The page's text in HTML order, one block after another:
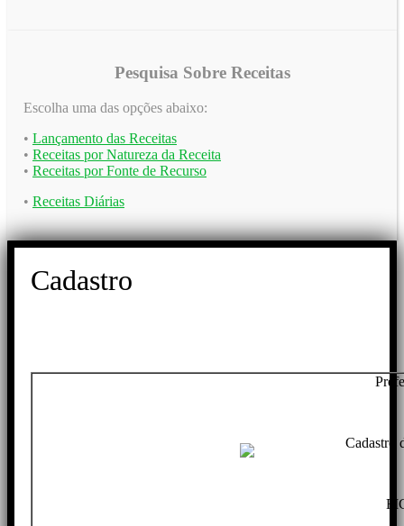
Pesquisa Sobre Receitas
Escolha uma das opções abaixo:
• Lançamento das Receitas
• Receitas por Natureza da Receita
• Receitas por Fonte de Recurso
• Receitas Diárias
Cadastro
Cadastro